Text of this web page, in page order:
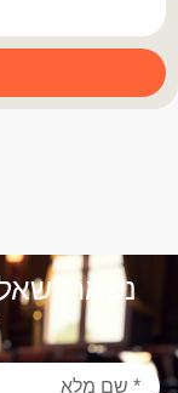
נשארו